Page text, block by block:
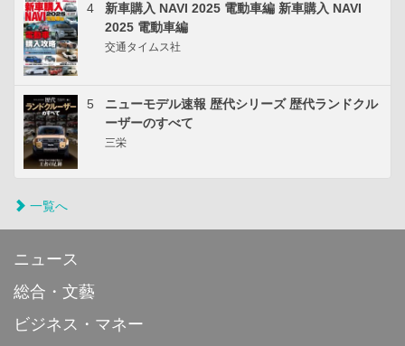
4
新車購入 NAVI 2025 電動車編 新車購入 NAVI
2025 電動車編
交通タイムス社
5
ニューモデル速報 歴代シリーズ 歴代ランドクル
ーザーのすべて
三栄
一覧へ
ニュース
総合・文藝
ビジネス・マネー